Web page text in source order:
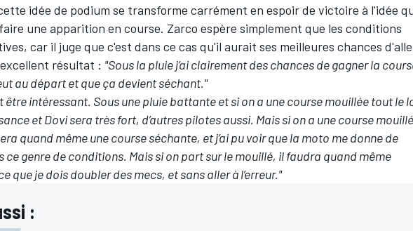
idée de podium se transforme carrément en espoir de victoire à l'idée
une apparition en course. Zarco espère simplement que les conditions
car il juge que c'est dans ce cas qu'il aurait ses meilleures chances
résultat : "Sous la pluie j’ai clairement des chances de gagner la
au départ et que ça devient séchant."
être intéressant. Sous une pluie battante et si on a une course mouillée tout le
et Dovi sera très fort, d’autres pilotes aussi. Mais si on a une course
quand même une course séchante, et j’ai pu voir que la moto me donne de
ce genre de conditions. Mais si on part sur le mouillé, il faudra quand même
que je dois doubler des mecs, et sans aller à l’erreur."
: